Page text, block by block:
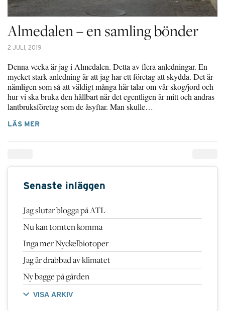
Almedalen – en samling bönder
2 JULI, 2019
Denna vecka är jag i Almedalen. Detta av flera anledningar. En
mycket stark anledning är att jag har ett företag att skydda. Det är
nämligen som så att väldigt många här talar om vår skog/jord och
hur vi ska bruka den hållbart när det egentligen är mitt och andras
lantbruksföretag som de åsyftar. Man skulle…
LÄS MER
Senaste inläggen
Jag slutar blogga på ATL
Nu kan tomten komma
Inga mer Nyckelbiotoper
Jag är drabbad av klimatet
Ny bagge på gården
VISA ARKIV